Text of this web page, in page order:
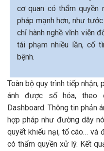
cơ quan có thẩm quyền
pháp mạnh hơn, như
chỉ hành nghề vĩnh viễn
tái phạm nhiều lần, cố
bệnh.
Toàn bộ quy trình tiếp nhận,
ánh được số hóa, theo
Dashboard. Thông tin phản
hợp pháp như đường dây
quyết khiếu nại, tố cáo… và
có thẩm quyền xử lý. Kết